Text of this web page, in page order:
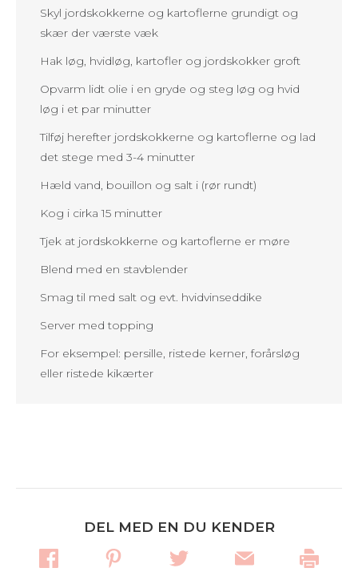
Skyl jordskokkerne og kartoflerne grundigt og
skær der værste væk
Hak løg, hvidløg, kartofler og jordskokker groft
Opvarm lidt olie i en gryde og steg løg og hvid
løg i et par minutter
Tilføj herefter jordskokkerne og kartoflerne og lad
det stege med 3-4 minutter
Hæld vand, bouillon og salt i (rør rundt)
Kog i cirka 15 minutter
Tjek at jordskokkerne og kartoflerne er møre
Blend med en stavblender
Smag til med salt og evt. hvidvinseddike
Server med topping
For eksempel: persille, ristede kerner, forårsløg
eller ristede kikærter
DEL MED EN DU KENDER